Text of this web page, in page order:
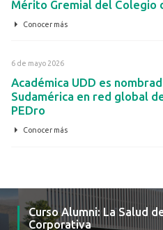
Mérito Gremial del Colegio
Conocer más
6 de mayo 2026
Académica UDD es
Sudamérica en red global
PEDro
Conocer más
Curso Alumni: La Salud
Corporativa